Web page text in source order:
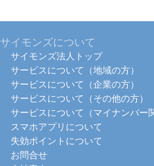
サイモンズについて
サイモンズ法人トップ
サービスについて（地域の方）
サービスについて（企業の方）
サービスについて（その他の方）
サービスについて（マイナンバー
スマホアプリについて
失効ポイントについて
お問合せ